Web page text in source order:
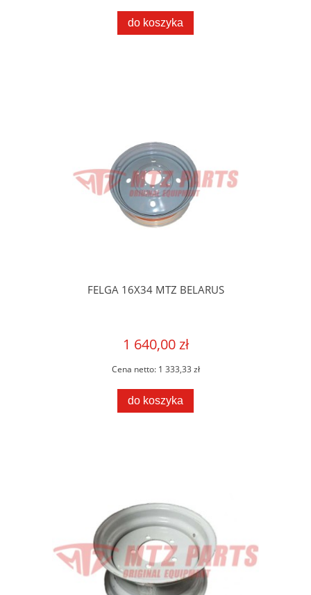
do koszyka
FELGA 16X34 MTZ BELARUS
1 640,00 zł
Cena netto: 1 333,33 zł
do koszyka